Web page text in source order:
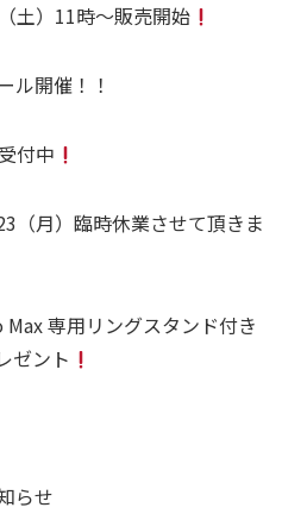
土）11時～販売開始
ル開催！！
付中
（月）臨時休業させて頂きま
専用リングスタンド付き
ゼント
らせ